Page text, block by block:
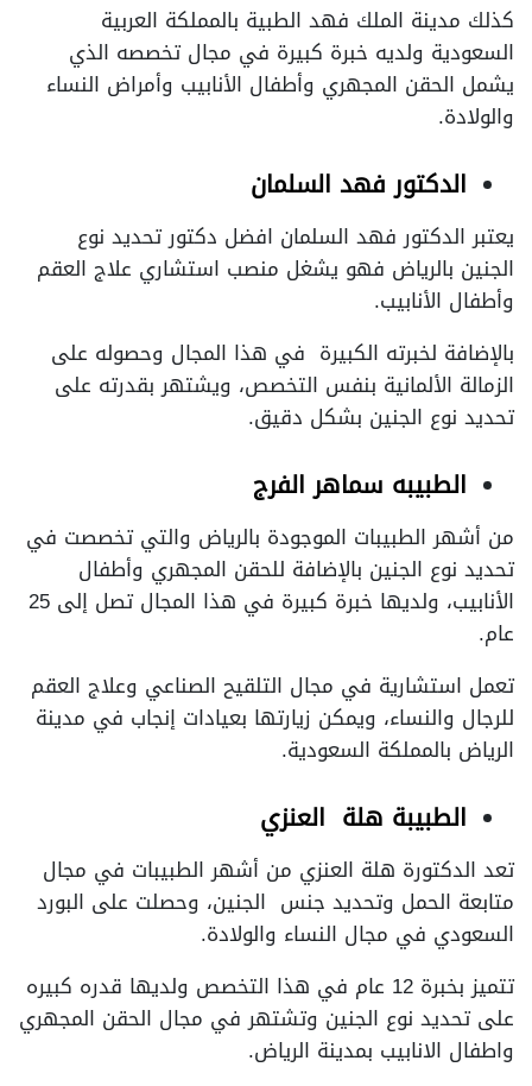
كذلك مدينة الملك فهد الطبية بالمملكة العربية
السعودية ولديه خبرة كبيرة في مجال تخصصه الذي
يشمل الحقن المجهري وأطفال الأنابيب وأمراض النساء
والولادة.
الدكتور فهد السلمان
يعتبر الدكتور فهد السلمان افضل دكتور تحديد نوع
الجنين بالرياض فهو يشغل منصب استشاري علاج العقم
وأطفال الأنابيب.
بالإضافة لخبرته الكبيرة في هذا المجال وحصوله على
الزمالة الألمانية بنفس التخصص، ويشتهر بقدرته على
تحديد نوع الجنين بشكل دقيق.
الطبيبه سماهر الفرج
من أشهر الطبيبات الموجودة بالرياض والتي تخصصت في
تحديد نوع الجنين بالإضافة للحقن المجهري وأطفال
الأنابيب، ولديها خبرة كبيرة في هذا المجال تصل إلى 25
عام.
تعمل استشارية في مجال التلقيح الصناعي وعلاج العقم
للرجال والنساء، ويمكن زيارتها بعيادات إنجاب في مدينة
الرياض بالمملكة السعودية.
الطبيبة هلة العنزي
تعد الدكتورة هلة العنزي من أشهر الطبيبات في مجال
متابعة الحمل وتحديد جنس الجنين، وحصلت على البورد
السعودي في مجال النساء والولادة.
تتميز بخبرة 12 عام في هذا التخصص ولديها قدره كبيره
على تحديد نوع الجنين وتشتهر في مجال الحقن المجهري
واطفال الانابيب بمدينة الرياض.